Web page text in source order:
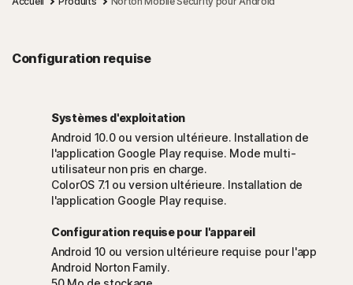
Configuration requise
Systèmes d'exploitation
Android 10.0 ou version ultérieure. Installation de
l'application Google Play requise. Mode multi-
utilisateur non pris en charge.
ColorOS 7.1 ou version ultérieure. Installation de
l'application Google Play requise.
Configuration requise pour l'appareil
Android 10 ou version ultérieure requise pour l'app
Android Norton Family.